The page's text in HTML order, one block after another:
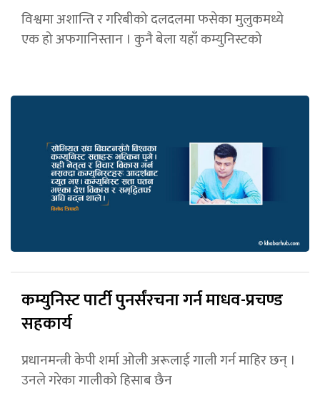
विश्वमा अशान्ति र गरिबीको दलदलमा फसेका मुलुकमध्ये
एक हो अफगानिस्तान । कुनै बेला यहाँ कम्युनिस्टको
कम्युनिस्ट पार्टी पुनर्संरचना गर्न माधव-प्रचण्ड
सहकार्य
प्रधानमन्त्री केपी शर्मा ओली अरूलाई गाली गर्न माहिर छन् ।
उनले गरेका गालीको हिसाब छैन